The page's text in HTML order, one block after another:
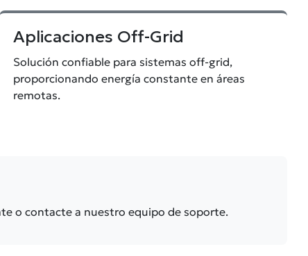
Aplicaciones Off-Grid
Solución confiable para sistemas off-grid,
proporcionando energía constante en áreas
remotas.
o contacte a nuestro equipo de soporte.